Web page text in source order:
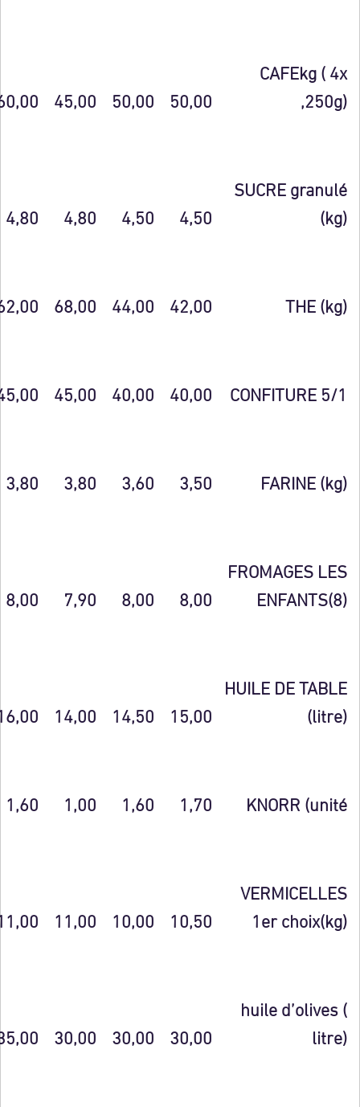
CAFEkg ( 4x
,250g)
50,00
50,00
45,00
SUCREgranulé
(kg)
4,50
4,50
4,80
4,80
THE (kg)
42,00
44,00
68,00
CONFITURE 5/1
40,00
40,00
45,00
FARINE (kg)
3,50
3,60
3,80
3,80
FROMAGES LES
ENFANTS(8)
8,00
8,00
7,90
8,00
HUILE DE TABLE
(litre)
15,00
14,50
14,00
KNORR (unité
1,70
1,60
1,00
1,60
VERMICELLES
1er choix(kg)
10,50
10,00
11,00
huile d’olives (
litre)
30,00
30,00
30,00